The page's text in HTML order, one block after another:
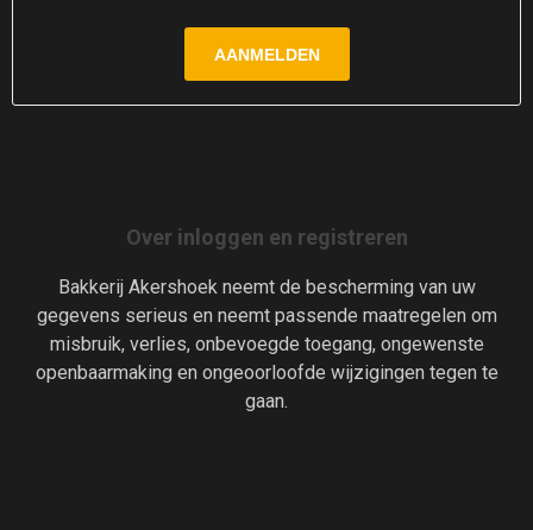
Over inloggen en registreren
Bakkerij Akershoek neemt de bescherming van uw
gegevens serieus en neemt passende maatregelen om
misbruik, verlies, onbevoegde toegang, ongewenste
openbaarmaking en ongeoorloofde wijzigingen tegen te
gaan.